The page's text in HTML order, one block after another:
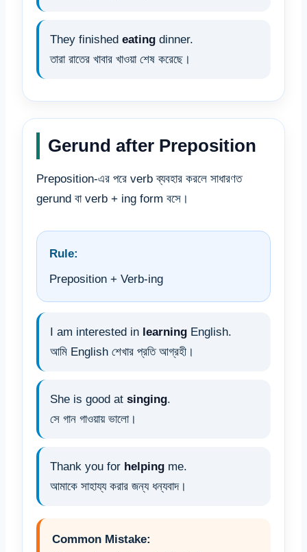
They finished eating dinner.
তারা রাতের খাবার খাওয়া শেষ করেছে।
Gerund after Preposition
Preposition-এর পরে verb ব্যবহার করলে সাধারণত
gerund বা verb + ing form বসে।
Rule:
Preposition + Verb-ing
I am interested in learning English.
আমি English শেখার প্রতি আগ্রহী।
She is good at singing.
সে গান গাওয়ায় ভালো।
Thank you for helping me.
আমাকে সাহায্য করার জন্য ধন্যবাদ।
Common Mistake: